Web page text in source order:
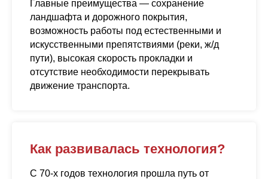
Главные преимущества — сохранение
ландшафта и дорожного покрытия,
возможность работы под естественными и
искусственными препятствиями (реки, ж/д
пути), высокая скорость прокладки и
отсутствие необходимости перекрывать
движение транспорта.
Как развивалась технология?
С 70-х годов технология прошла путь от